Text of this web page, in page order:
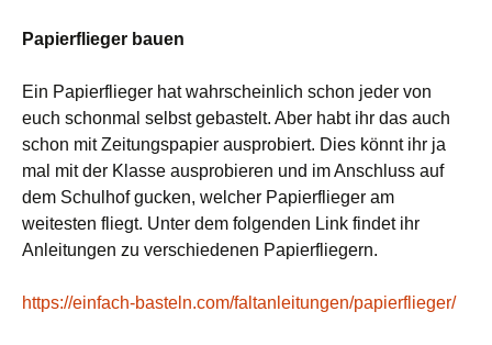
Papierflieger bauen
Ein Papierflieger hat wahrscheinlich schon jeder von
euch schonmal selbst gebastelt. Aber habt ihr das auch
schon mit Zeitungspapier ausprobiert. Dies könnt ihr ja
mal mit der Klasse ausprobieren und im Anschluss auf
dem Schulhof gucken, welcher Papierflieger am
weitesten fliegt. Unter dem folgenden Link findet ihr
Anleitungen zu verschiedenen Papierfliegern.
https://einfach-basteln.com/faltanleitungen/papierflieger/